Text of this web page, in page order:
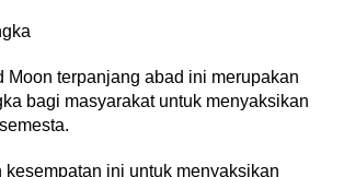
Moon terpanjang abad ini merupakan
bagi masyarakat untuk menyaksikan
ini untuk menyaksikan